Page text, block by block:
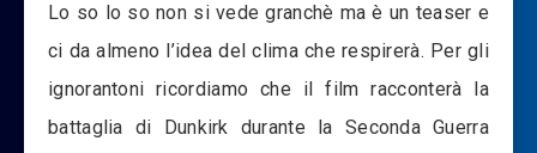
Lo so lo so non si vede granchè ma è un teaser e
ci da almeno l’idea del clima che respirerà. Per gli
ignorantoni ricordiamo che il film racconterà la
battaglia di Dunkirk durante la Seconda Guerra